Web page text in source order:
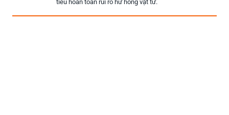
tiêu hoàn toàn rủi ro hư hỏng vật tư.